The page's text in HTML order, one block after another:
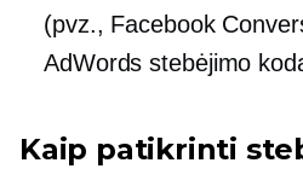
(pvz., Facebook
AdWords stebėjimo
Kaip patikrinti